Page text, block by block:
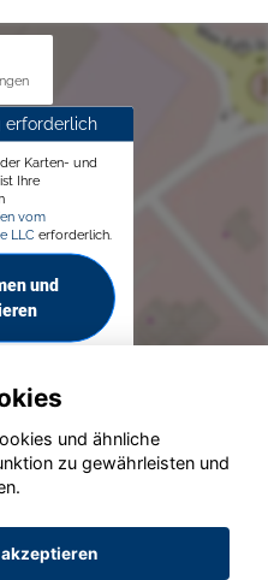
erforderlich
Karten- und
Ihre
vom
LLC erforderlich.
und
2020 - 2026
und ähnliche
zu gewährleisten und